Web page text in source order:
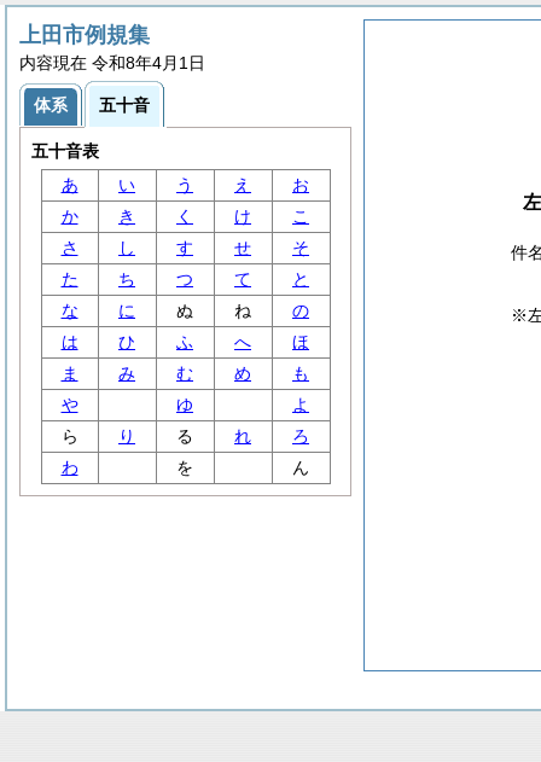
件
※
上田市例規集
内容現在 令和8年4月1日
体系 五十音
五十音表
あ
い う え
お
か
き く け
こ
さ
し す せ
そ
た
ち つ て
と
な
に ぬ ね
の
は
ひ ふ へ
ほ
ま
み む め
も
や
ゆ
よ
ら
り る れ
ろ
わ
を ん